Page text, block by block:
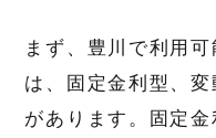
まず、豊川で利用
は、固定金利型、
があります。固定